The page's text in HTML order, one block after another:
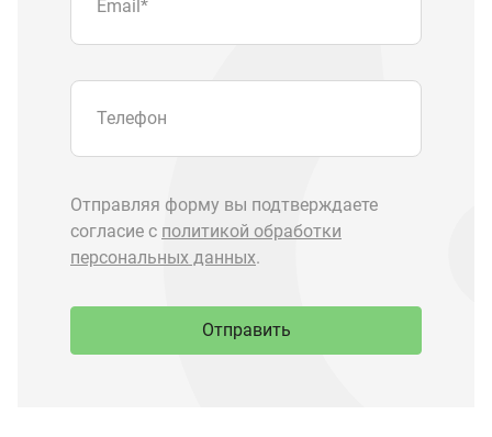
Запчасти Урал
Запчасти Камаз
Спецпредложения